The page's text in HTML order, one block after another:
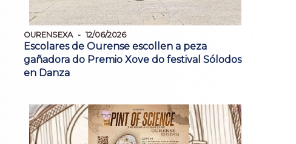
OURENSEXA 12/06/2026
Escolares de Ourense escollen a peza
gañadora do Premio Xove do festival Sólodos
en Danza